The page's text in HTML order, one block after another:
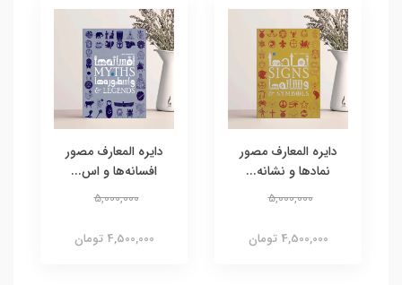
دایره المعارف مصور
نمادها و نشانه...
5,000,000
4,500,000 تومان
دایره المعارف مصور
افسانه‌ها و اس...
5,000,000
4,500,000 تومان